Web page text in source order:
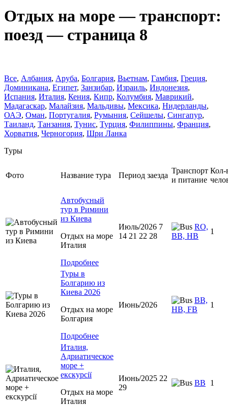
Отдых на море — транспорт:
поезд — страница 8
Все, Албания, Аруба, Болгария, Вьетнам, Гамбия, Греция,
Доминиканa, Египет, Занзибар, Израиль, Индонезия,
Испания, Италия, Кения, Кипр, Колумбия, Маврикий,
Мадагаскар, Малайзия, Мальдивы, Мексика, Нидерланды,
ОАЭ, Оман, Португалия, Румыния, Сейшелы, Сингапур,
Таиланд, Танзания, Тунис, Турция, Филиппины, Франция,
Хорватия, Черногория, Шри Ланка
Туры
Фото Название тура Период заезда
Транспорт
и питание
Кол-
Автобусный
тур в Римини
из Киева
Отдых на море
Италия
Подробнее
Июль/2026 7
14 21 22 28
RO,
BB, HB
1
Туры в
Болгарию из
Киева 2026
Отдых на море
Болгария
Подробнее
Июнь/2026
BB,
HB, FB
1
Италия,
Адриатическое
море +
екскурсії
Отдых на море
Италия
Июнь/2025 22
29
BB 1